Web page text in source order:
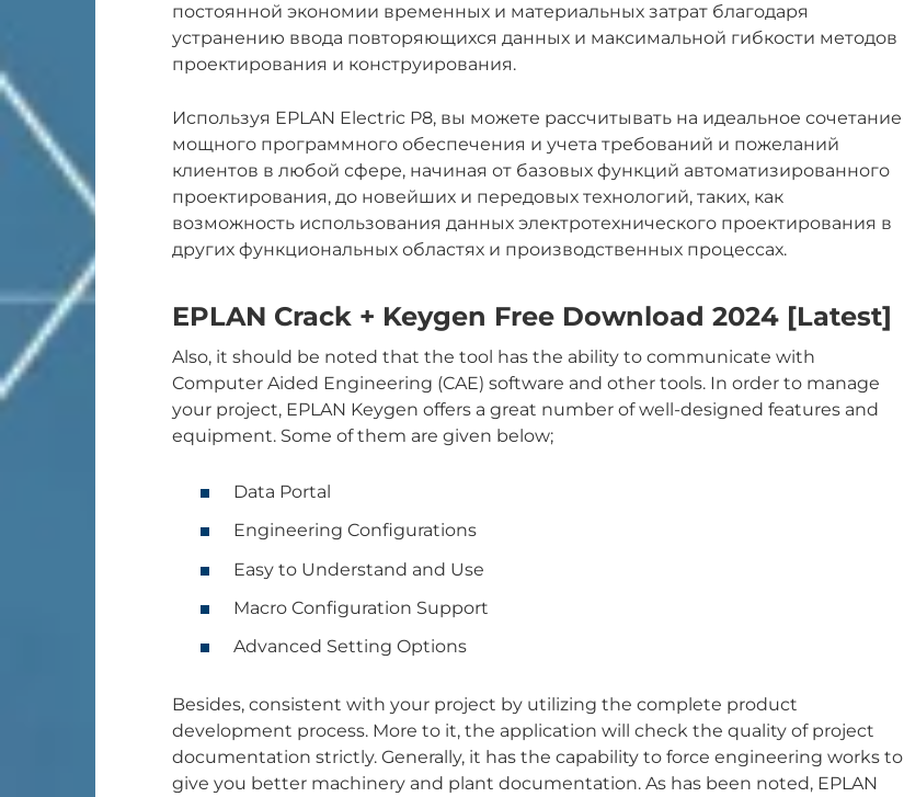
постоянной экономии временных и материальных затрат благодаря
устранению ввода повторяющихся данных и максимальной гибкости методов
проектирования и конструирования.
Используя EPLAN Electric P8, вы можете рассчитывать на идеальное сочетание
мощного программного обеспечения и учета требований и пожеланий
клиентов в любой сфере, начиная от базовых функций автоматизированного
проектирования, до новейших и передовых технологий, таких, как
возможность использования данных электротехнического проектирования в
других функциональных областях и производственных процессах.
EPLAN Crack + Keygen Free Download 2024 [Latest]
Also, it should be noted that the tool has the ability to communicate with
Computer Aided Engineering (CAE) software and other tools. In order to manage
your project, EPLAN Keygen offers a great number of well-designed features and
equipment. Some of them are given below;
Data Portal
Engineering Configurations
Easy to Understand and Use
Macro Configuration Support
Advanced Setting Options
Besides, consistent with your project by utilizing the complete product
development process. More to it, the application will check the quality of project
documentation strictly. Generally, it has the capability to force engineering works to
give you better machinery and plant documentation. As has been noted, EPLAN